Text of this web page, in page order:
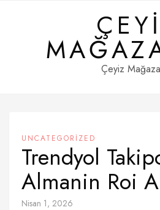
Çeyiz
UNCATEGORIZED
Trendyol
Almanin Roi
Nisan 1, 2026